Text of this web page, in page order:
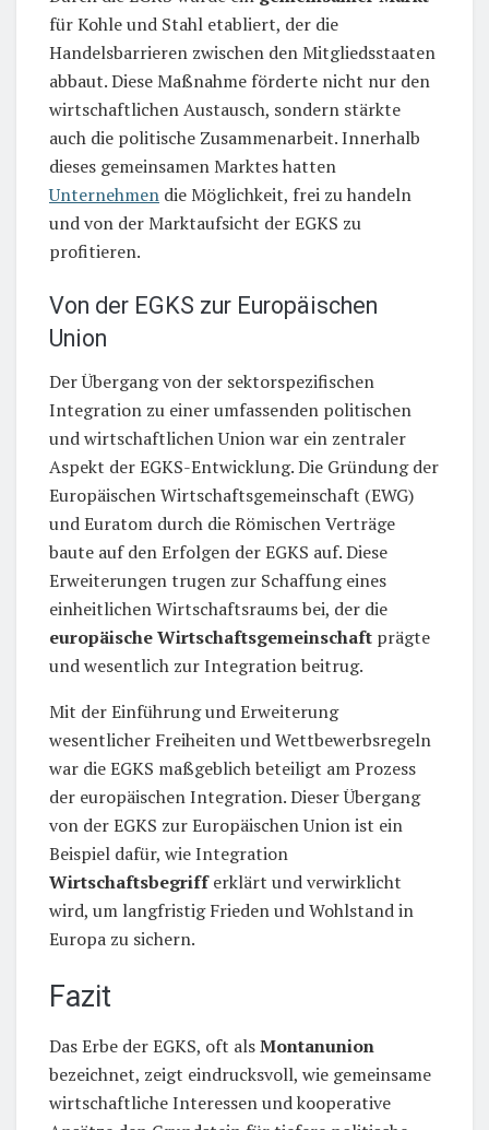
für Kohle und Stahl etabliert, der die
Handelsbarrieren zwischen den Mitgliedsstaaten
abbaut. Diese Maßnahme förderte nicht nur den
wirtschaftlichen Austausch, sondern stärkte
auch die politische Zusammenarbeit. Innerhalb
dieses gemeinsamen Marktes hatten
Unternehmen die Möglichkeit, frei zu handeln
und von der Marktaufsicht der EGKS zu
profitieren.
Von der EGKS zur Europäischen
Union
Der Übergang von der sektorspezifischen
Integration zu einer umfassenden politischen
und wirtschaftlichen Union war ein zentraler
Aspekt der EGKS-Entwicklung. Die Gründung der
Europäischen Wirtschaftsgemeinschaft (EWG)
und Euratom durch die Römischen Verträge
baute auf den Erfolgen der EGKS auf. Diese
Erweiterungen trugen zur Schaffung eines
einheitlichen Wirtschaftsraums bei, der die
europäische Wirtschaftsgemeinschaft prägte
und wesentlich zur Integration beitrug.
Mit der Einführung und Erweiterung
wesentlicher Freiheiten und Wettbewerbsregeln
war die EGKS maßgeblich beteiligt am Prozess
der europäischen Integration. Dieser Übergang
von der EGKS zur Europäischen Union ist ein
Beispiel dafür, wie Integration
Wirtschaftsbegrifferklärt und verwirklicht
wird, um langfristig Frieden und Wohlstand in
Europa zu sichern.
Fazit
Das Erbe der EGKS, oft alsMontanunion
bezeichnet, zeigt eindrucksvoll, wie gemeinsame
wirtschaftliche Interessen und kooperative